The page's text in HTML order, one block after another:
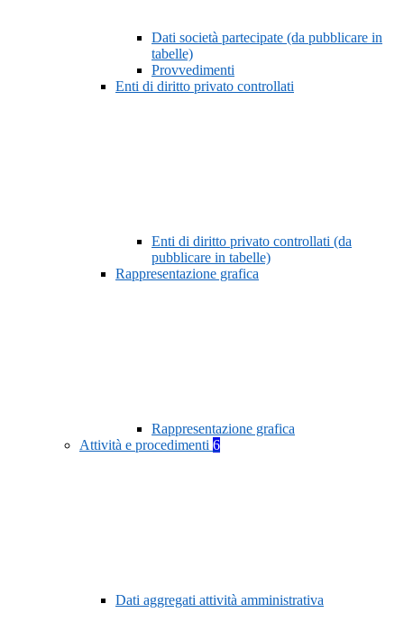
Dati società partecipate (da pubblicare in
tabelle)
Provvedimenti
Enti di diritto privato controllati
Enti di diritto privato controllati (da
pubblicare in tabelle)
Rappresentazione grafica
Rappresentazione grafica
Attività e procedimenti 6
Dati aggregati attività amministrativa